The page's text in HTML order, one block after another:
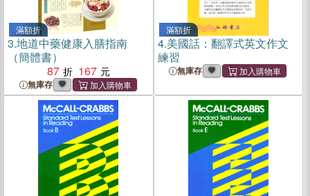
滿額折
3.地道中藥健康入膳指南
（簡體書）
87
167
無庫存
滿額折
4.美國話：翻譯式英文作文
練習
無庫存